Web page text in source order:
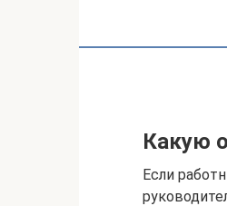
Какую
Если